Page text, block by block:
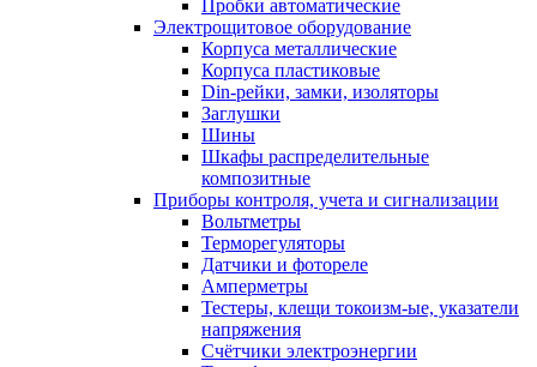
Пробки автоматические
Электрощитовое оборудование
Корпуса металлические
Корпуса пластиковые
Din-рейки, замки, изоляторы
Заглушки
Шины
Шкафы распределительные
композитные
Приборы контроля, учета и сигнализации
Вольтметры
Терморегуляторы
Датчики и фотореле
Амперметры
Тестеры, клещи токоизм-ые, указатели
напряжения
Счётчики электроэнергии